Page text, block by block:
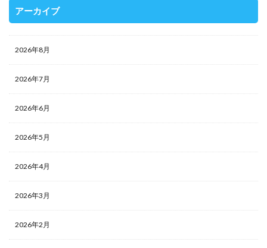
アーカイブ
2026年8月
2026年7月
2026年6月
2026年5月
2026年4月
2026年3月
2026年2月